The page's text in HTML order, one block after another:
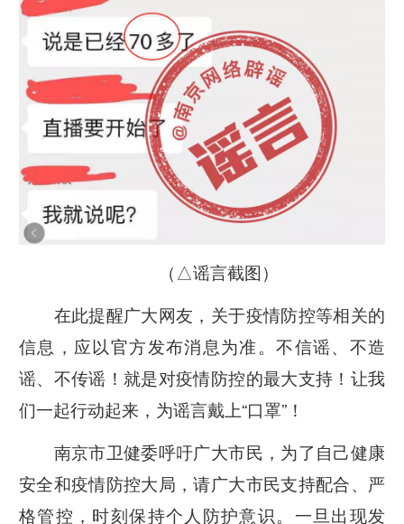
（△谣言截图）
在此提醒广大网友，关于疫情防控等相关的
信息，应以官方发布消息为准。不信谣、不造
谣、不传谣！就是对疫情防控的最大支持！让我
们一起行动起来，为谣言戴上“口罩”！
南京市卫健委呼吁广大市民，为了自己健康
安全和疫情防控大局，请广大市民支持配合、严
格管控，时刻保持个人防护意识。一旦出现发